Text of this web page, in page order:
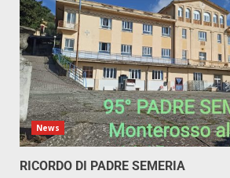
News
RICORDO DI PADRE SEMERIA